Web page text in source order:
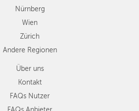
Nürnberg
Wien
Zürich
Andere Regionen
Über uns
Kontakt
FAQs Nutzer